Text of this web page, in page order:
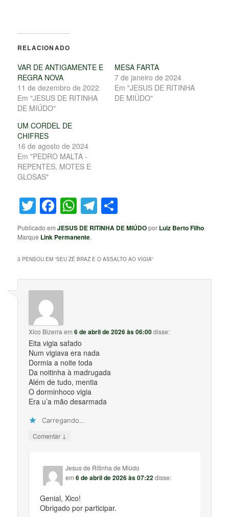
RELACIONADO
VAR DE ANTIGAMENTE E
REGRA NOVA
11 de dezembro de 2022
Em "JESUS DE RITINHA
DE MIÚDO"
MESA FARTA
7 de janeiro de 2024
Em "JESUS DE RITINHA
DE MIÚDO"
UM CORDEL DE
CHIFRES
16 de agosto de 2024
Em "PEDRO MALTA -
REPENTES, MOTES E
GLOSAS"
Twitter
Facebook
WhatsApp
Telegram
Publicado emJESUS DE RITINHA DE MIÚDOpor Luiz Berto Filho.
Marque Link Permanente.
3 PENSOU EM “SEU ZÉ BRAZ E O ASSALTO AO VIGIA”
Xico Bizerra em6 de abril de 2026 às 06:00disse:
Eita vigia safado
Num vigiava era nada
Dormia a noite toda
Da noitinha à madrugada
Além de tudo, mentia
O dorminhoco vigia
Era u’a mão desarmada
Carregando...
Comentar ↓
Jesus de Ritinha de Miúdo
em6 de abril de 2026 às 07:22disse:
Genial, Xico!
Obrigado por participar.